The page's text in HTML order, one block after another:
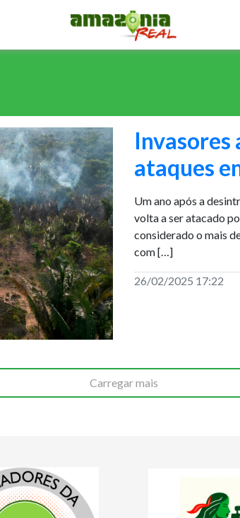
Invasores
ataques
Um ano após a
volta a ser atacado
considerado o mais
com […]
26/02/2025 17:22
Carregar mais